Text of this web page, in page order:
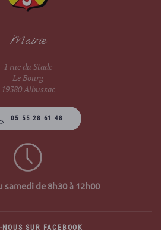
Mairie
1 rue du Stade
Le Bourg
19380 Albussac
05 55 28 61 48
samedi de 8h30 à 12h00
SUR FACEBOOK